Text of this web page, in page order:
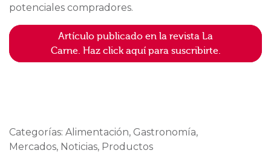
potenciales compradores.
Artículo publicado en la revista La
Carne. Haz click aquí para suscribirte.
Categorías: Alimentación, Gastronomía,
Mercados, Noticias, Productos